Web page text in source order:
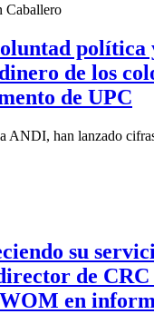
Caballero
política
de los
de UPC
ANDI, han lanzado
su
de CRC
en